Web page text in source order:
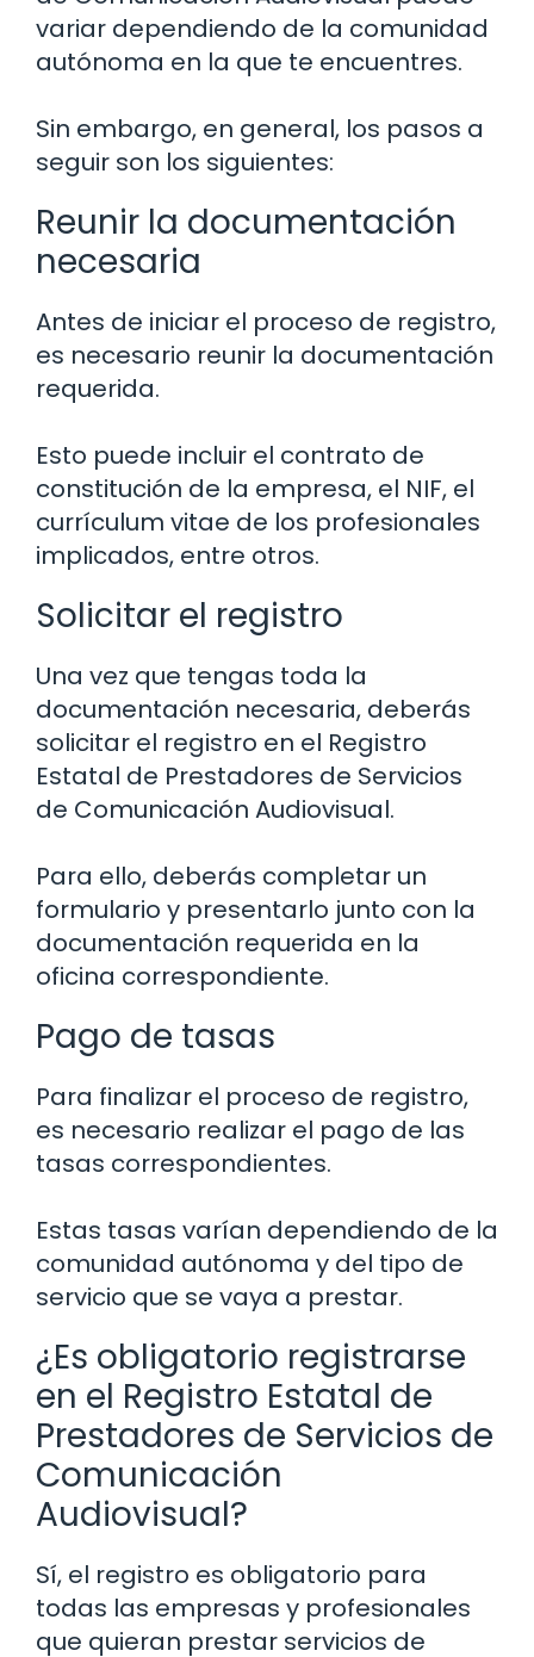
variar dependiendo de la comunidad
autónoma en la que te encuentres.
Sin embargo, en general, los pasos a
seguir son los siguientes:
Reunir la documentación
necesaria
Antes de iniciar el proceso de registro,
es necesario reunir la documentación
requerida.
Esto puede incluir el contrato de
constitución de la empresa, el NIF, el
currículum vitae de los profesionales
implicados, entre otros.
Solicitar el registro
Una vez que tengas toda la
documentación necesaria, deberás
solicitar el registro en el Registro
Estatal de Prestadores de Servicios
de Comunicación Audiovisual.
Para ello, deberás completar un
formulario y presentarlo junto con la
documentación requerida en la
oficina correspondiente.
Pago de tasas
Para finalizar el proceso de registro,
es necesario realizar el pago de las
tasas correspondientes.
Estas tasas varían dependiendo de la
comunidad autónoma y del tipo de
servicio que se vaya a prestar.
¿Es obligatorio registrarse
en el Registro Estatal de
Prestadores de Servicios de
Comunicación
Audiovisual?
Sí, el registro es obligatorio para
todas las empresas y profesionales
que quieran prestar servicios de